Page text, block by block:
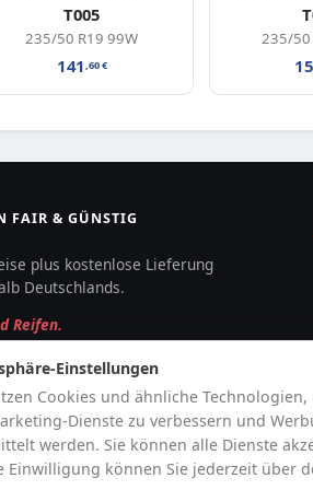
T005
235/50 R19 99W
141,60€
235/50
FAIR & GÜNSTIG
plus kostenlose Lieferung
Deutschlands.
Reifen.
Einstellungen
Cookies und ähnliche
Dienste zu verbessern und
werden. Sie können alle Dienste
Einwilligung können Sie jederzeit über